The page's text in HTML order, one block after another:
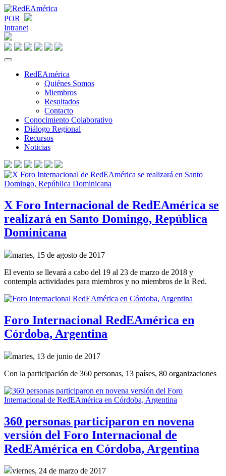
POR
Intranet
RedEAmérica
Quiénes Somos
Miembros
Resultados
Contacto
Conocimiento Colaborativo
Diálogo Regional
Recursos
Noticias
X Foro Internacional de RedEAmérica se
realizará en Santo Domingo, República
Dominicana
martes, 15 de agosto de 2017
El evento se llevará a cabo del 19 al 23 de marzo de 2018 y
contempla actividades para miembros y no miembros de la Red.
Foro Internacional RedEAmérica en
Córdoba, Argentina
martes, 13 de junio de 2017
Con la participación de 360 personas, 13 países, 80 organizaciones
360 personas participaron en novena
versión del Foro Internacional de
RedEAmérica en Córdoba, Argentina
viernes, 24 de marzo de 2017